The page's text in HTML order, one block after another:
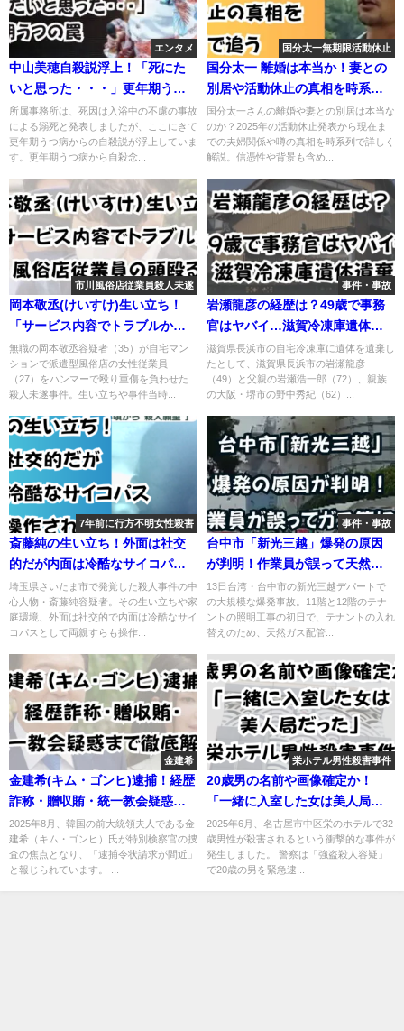
エンタメ
中山美穂自殺説浮上！「死にた
いと思った・・・」更年期うつ
の罠
所属事務所は、死因は入浴中の不慮の事故
による溺死と発表しましたが、ここにきて
更年期うつ病からの自殺説が浮上していま
す。更年期うつ病から自殺念...
国分太一無期限活動休止
国分太一 離婚は本当か！妻との
別居や活動休止の真相を時系列
で追う
国分太一さんの離婚や妻との別居は本当な
のか？2025年の活動休止発表から現在ま
での夫婦関係や噂の真相を時系列で詳しく
解説。信憑性や背景も含め...
市川風俗店従業員殺人未遂
岡本敬丞(けいすけ)生い立ち！
「サービス内容でトラブルか」
風俗店従業員の頭殴る
無職の岡本敬丞容疑者（35）が自宅マン
ションで派遣型風俗店の女性従業員
（27）をハンマーで殴り重傷を負わせた
殺人未遂事件。生い立ちや事件当時...
事件・事故
岩瀬龍彦の経歴は？49歳で事務
官はヤバイ…滋賀冷凍庫遺体遺
棄【追記有】
滋賀県長浜市の自宅冷凍庫に遺体を遺棄し
たとして、滋賀県長浜市の岩瀬龍彦
（49）と父親の岩瀬浩一郎（72）、親族
の大阪・堺市の野中秀紀（62）...
7年前に行方不明女性殺害
斎藤純の生い立ち！外面は社交
的だが内面は冷酷なサイコパス
両親も操作されていた
埼玉県さいたま市で発覚した殺人事件の中
心人物・斎藤純容疑者。その生い立ちや家
庭環境、外面は社交的で内面は冷酷なサイ
コパスとして両親すらも操作...
事件・事故
台中市「新光三越」爆発の原因
が判明！作業員が誤って天然ガ
ス管切断
13日台湾・台中市の新光三越デパートで
の大規模な爆発事故。11階と12階のテナ
ントの照明工事の初日で、テナントの入れ
替えのため、天然ガス配管...
金建希
金建希(キム・ゴンヒ)逮捕！経歴
詐称・贈収賄・統一教会疑惑ま
で徹底解説
2025年8月、韓国の前大統領夫人である金
建希（キム・ゴンヒ）氏が特別検察官の捜
査の焦点となり、「逮捕令状請求が間近」
と報じられています。 ...
栄ホテル男性殺害事件
20歳男の名前や画像確定か！
「一緒に入室した女は美人局だ
った」栄ホテル男性殺害事件
2025年6月、名古屋市中区栄のホテルで32
歳男性が殺害されるという衝撃的な事件が
発生しました。 警察は「強盗殺人容疑」
で20歳の男を緊急逮...